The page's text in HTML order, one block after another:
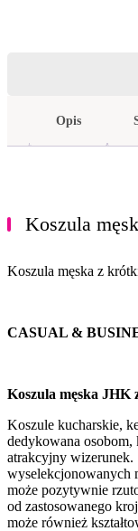
Opis
Koszula
Koszula męska z
CASUAL &
Koszula męska JHK
Koszule kucharskie,
dedykowana
atrakcyjny
wyselekcjonowanych
może pozytywnie
od zastosowanego
może również